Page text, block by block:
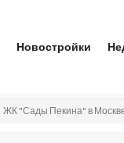
Новостройки
ЖК "Сады Пекина" в